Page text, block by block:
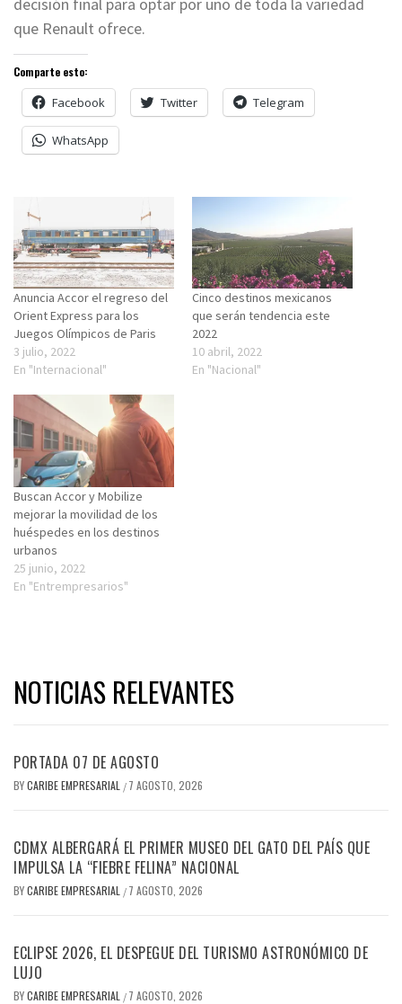
decisión final para optar por uno de toda la variedad
que Renault ofrece.
Comparte esto:
Facebook Twitter Telegram
WhatsApp
Anuncia Accor el regreso del
Orient Express para los
Juegos Olímpicos de Paris
3 julio, 2022
En "Internacional"
Cinco destinos mexicanos
que serán tendencia este
2022
10 abril, 2022
En "Nacional"
Buscan Accor y Mobilize
mejorar la movilidad de los
huéspedes en los destinos
urbanos
25 junio, 2022
En "Entrempresarios"
NOTICIAS RELEVANTES
PORTADA 07 DE AGOSTO
BYCARIBE EMPRESARIAL / 7 AGOSTO, 2026
CDMX ALBERGARÁ EL PRIMER MUSEO DEL GATO DEL PAÍS QUE
IMPULSA LA “FIEBRE FELINA” NACIONAL
BYCARIBE EMPRESARIAL / 7 AGOSTO, 2026
ECLIPSE 2026, EL DESPEGUE DEL TURISMO ASTRONÓMICO DE
LUJO
BYCARIBE EMPRESARIAL / 7 AGOSTO, 2026